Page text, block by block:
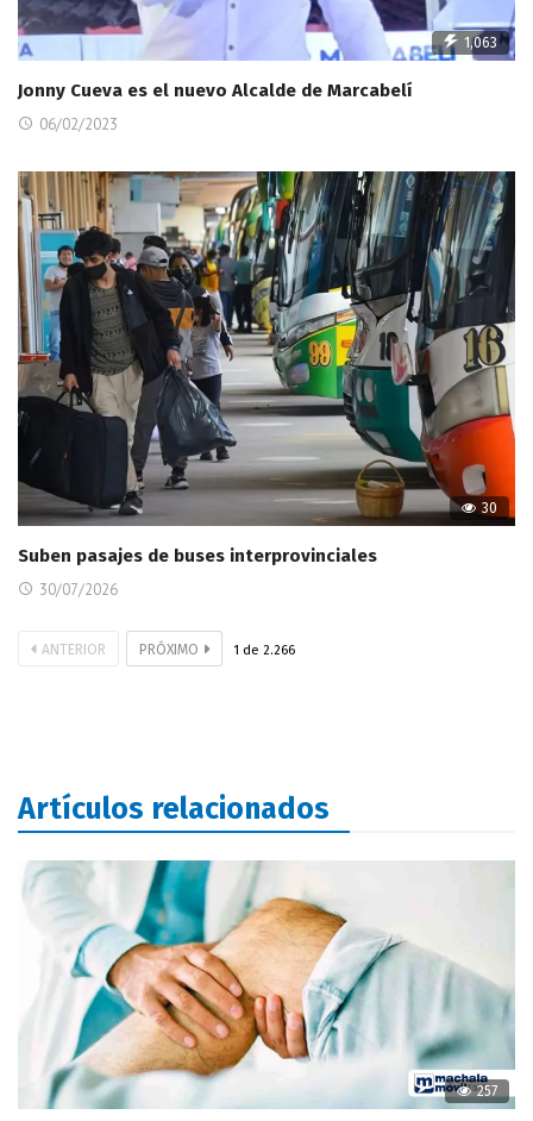
1,063
Jonny Cueva es el nuevo Alcalde de Marcabelí
06/02/2023
30
Suben pasajes de buses interprovinciales
30/07/2026
ANTERIOR PRÓXIMO 1 de 2.266
Artículos relacionados
257